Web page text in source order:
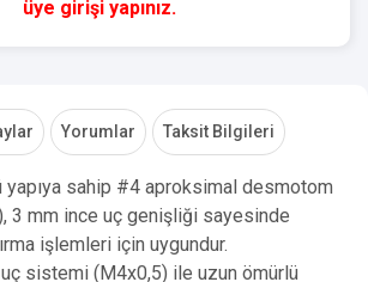
üye girişi yapınız.
Yorumlar Taksit Bilgileri
yapıya sahip #4 aproksimal desmotom
3 mm ince uç genişliği sayesinde
işlemleri için uygundur.
sistemi (M4x0,5) ile uzun ömürlü